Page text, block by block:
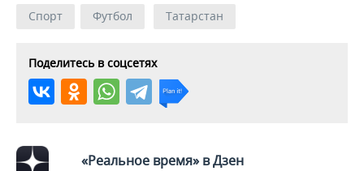
Спорт Футбол Татарстан
Поделитесь в соцсетях
«Реальное время» в Дзен